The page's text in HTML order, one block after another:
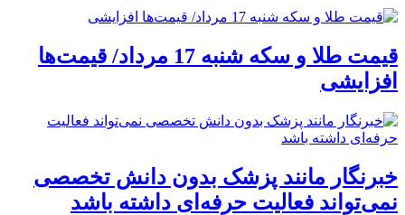
قیمت طلا و سکه شنبه 17 مرداد/ قیمت‌ها
افزایشی
خبرنگار مانند پزشک بدون دانش تخصصی
نمی‌تواند فعالیت حرفه‌ای داشته باشد